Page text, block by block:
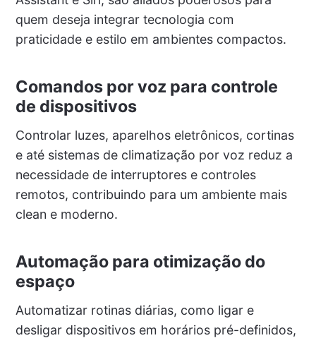
quem deseja integrar tecnologia com
praticidade e estilo em ambientes compactos.
Comandos por voz para controle
de dispositivos
Controlar luzes, aparelhos eletrônicos, cortinas
e até sistemas de climatização por voz reduz a
necessidade de interruptores e controles
remotos, contribuindo para um ambiente mais
clean e moderno.
Automação para otimização do
espaço
Automatizar rotinas diárias, como ligar e
desligar dispositivos em horários pré-definidos,